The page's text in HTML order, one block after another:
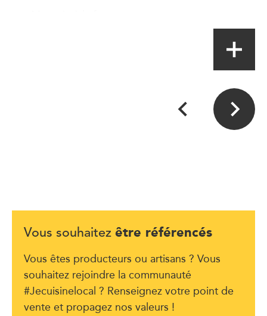
Vous souhaitez être référencés
Vous êtes producteurs ou artisans ? Vous
souhaitez rejoindre la communauté
#Jecuisinelocal ? Renseignez votre point de
vente et propagez nos valeurs !